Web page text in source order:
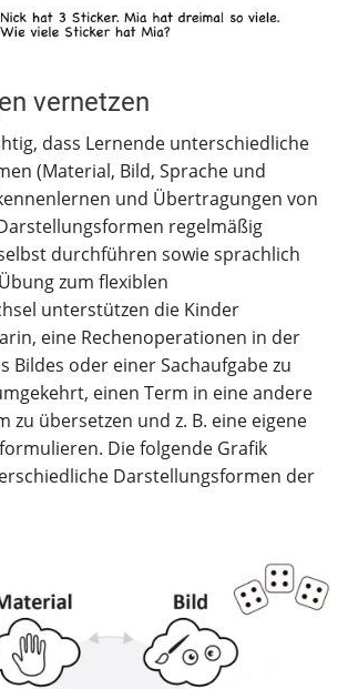
vernetzen
dass Lernende unterschiedliche
(Material, Bild, Sprache und
und Übertragungen von
regelmäßig
durchführen sowie sprachlich
zum flexiblen
unterstützen die Kinder
eine Rechenoperationen in der
Bildes oder einer Sachaufgabe zu
einen Term in eine andere
zu übersetzen und z. B. eine eigene
Die folgende Grafik
Darstellungsformen der